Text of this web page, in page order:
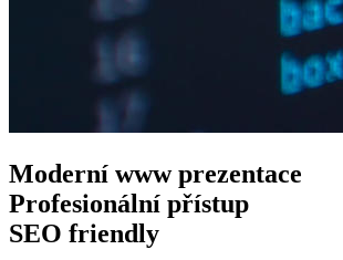
Moderní wwwprezentace
Profesionální přístup
SEO friendly